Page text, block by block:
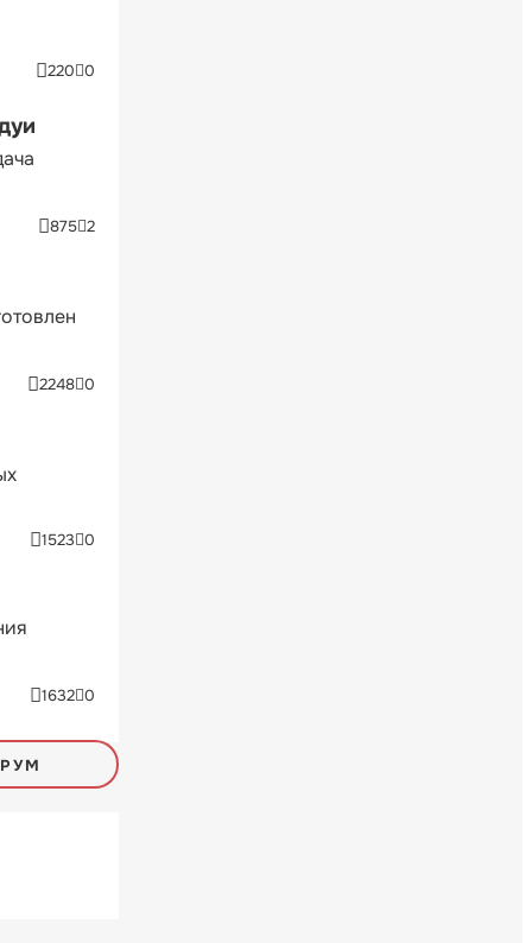
220 0
875 2
2248 0
1523 0
1632 0